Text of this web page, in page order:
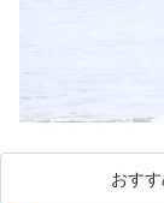
おす